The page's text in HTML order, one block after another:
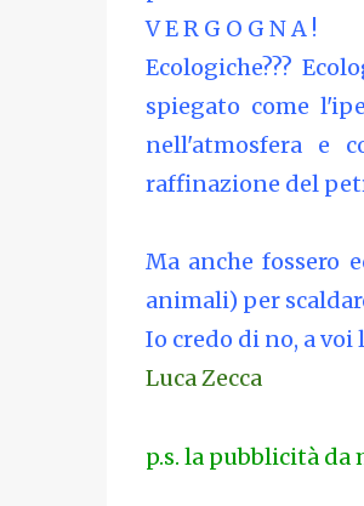
V E R G O G N A !
Ecologiche???
spiegato come
nell'atmosfera e
raffinazione del
Ma anche fossero
animali) per
Io credo di no, a
Luca Zecca
p.s. la pubblicità da